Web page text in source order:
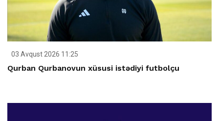
03 Avqust 2026 11:25
Qurban Qurbanovun xüsusi istədiyi futbolçu